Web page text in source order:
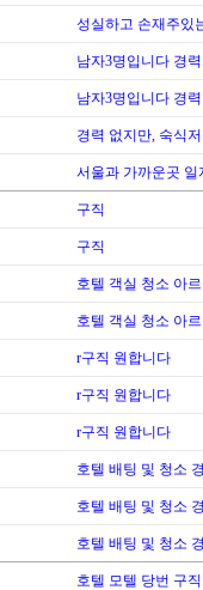
성실하고 손재주있
남자3명입니다 경
남자3명입니다 경
경력 없지만, 숙식
서울과 가까운곳 일
구직
구직
호텔 객실 청소 아
호텔 객실 청소 아
r구직 원합니다
r구직 원합니다
r구직 원합니다
호텔 배팅 및 청소
호텔 배팅 및 청소
호텔 배팅 및 청소
호텔 모텔 당번 구